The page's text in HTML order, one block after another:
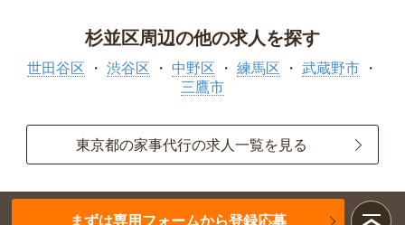
杉並区周辺の他の求人を探す
世田谷区 渋谷区 中野区 練馬区
武蔵野市
三鷹市
東京都の家事代行の求人一覧を見る
まずは専用フォームから登録応募